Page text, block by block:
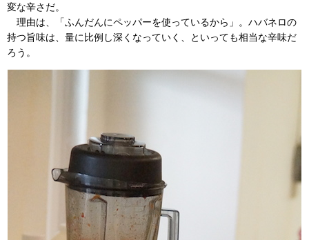
変な辛さだ。
理由は、「ふんだんにペッパーを使っているから」。ハバネロの
持つ旨味は、量に比例し深くなっていく、といっても相当な辛味だ
ろう。